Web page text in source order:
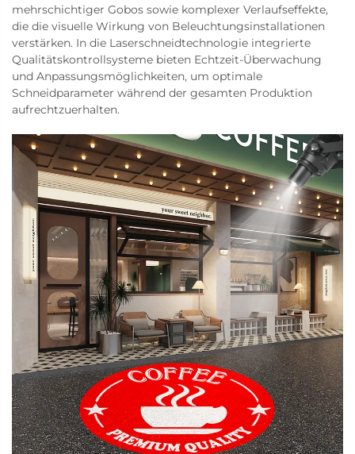
mehrschichtiger Gobos sowie komplexer Verlaufseffekte,
die die visuelle Wirkung von Beleuchtungsinstallationen
verstärken. In die Laserschneidtechnologie integrierte
Qualitätskontrollsysteme bieten Echtzeit-Überwachung
und Anpassungsmöglichkeiten, um optimale
Schneidparameter während der gesamten Produktion
aufrechtzuerhalten.